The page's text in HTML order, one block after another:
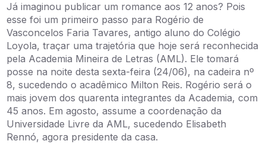
Já imaginou publicar um romance aos 12 anos? Pois
esse foi um primeiro passo para Rogério de
Vasconcelos Faria Tavares, antigo aluno do Colégio
Loyola, traçar uma trajetória que hoje será reconhecida
pela Academia Mineira de Letras (AML). Ele tomará
posse na noite desta sexta-feira (24/06), na cadeira nº
8, sucedendo o acadêmico Milton Reis. Rogério será o
mais jovem dos quarenta integrantes da Academia, com
45 anos. Em agosto, assume a coordenação da
Universidade Livre da AML, sucedendo Elisabeth
Rennó, agora presidente da casa.